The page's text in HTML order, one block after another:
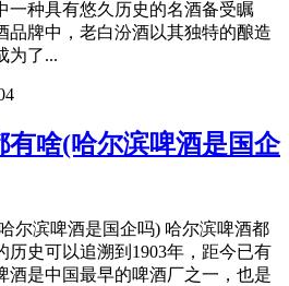
一种具有悠久历史的名酒备受瞩
品牌中，老白汾酒以其独特的酿造
为了...
有啥(哈尔滨啤酒是国企
尔滨啤酒是国企吗) 哈尔滨啤酒都
历史可以追溯到1903年，距今已有
酒是中国最早的啤酒厂之一，也是